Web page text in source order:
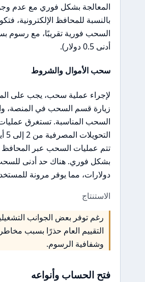
المعالجة بشكل فوري مع عدم
بالنسبة للمحافظ الإلكترونية،
أدنى 0.5 دولار).
سحب الأموال والشروط
لإجراء عملية سحب، يجب على
زيارة قسم السحب في المنصة،
السحب المناسبة. تستغرق
تتم عمليات السحب عبر المحافظ
دولارات، مما يوفر مرونة
الاستنتاج
رغم توفر بعض الجوانب
التقييم العام حذرًا بسبب
وشفافية الرسوم.
فتح الحساب وأنواعه